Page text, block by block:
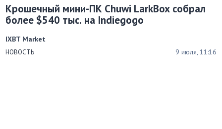
Крошечный мини-ПК Chuwi LarkBox собрал
более $540 тыс. на Indiegogo
НОВОСТЬ 9 июля, 11:16
IXBT Market